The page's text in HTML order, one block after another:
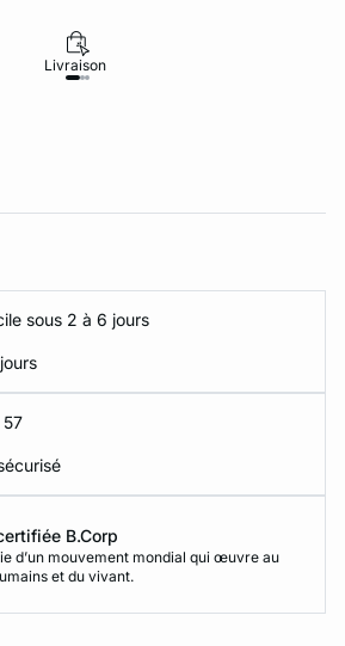
Livraison
sous 2 à 6 jours
B.Corp
d’un mouvement mondial qui œuvre au
et du vivant.